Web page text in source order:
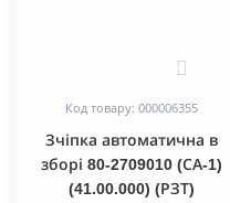
Код товару: 000006355
Зчіпка автоматична в
зборі 80-2709010 (СА-1)
(41.00.000) (РЗТ)